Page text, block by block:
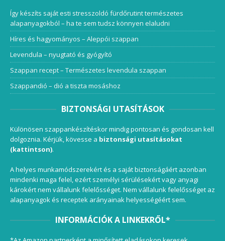
Így készíts saját esti stresszoldó fürdőrutint természetes
alapanyagokból – ha te sem tudsz könnyen elaludni
Híres és hagyományos – Aleppói szappan
Levendula – nyugtató és gyógyító
Szappan recept – Természetes levendula szappan
Szappandió – dió a tiszta mosáshoz
BIZTONSÁGI UTASÍTÁSOK
Különösen szappankészítéskor mindig pontosan és gondosan kell
dolgoznia. Kérjük, kövesse a biztonsági utasításokat
(kattintson).
A helyes munkamódszerekért és a saját biztonságáért azonban
mindenki maga felel, ezért személyi sérülésekért vagy anyagi
károkért nem vállalunk felelősséget. Nem vállalunk felelősséget az
alapanyagok és receptek arányainak helyességéért sem.
INFORMÁCIÓK A LINKEKRŐL*